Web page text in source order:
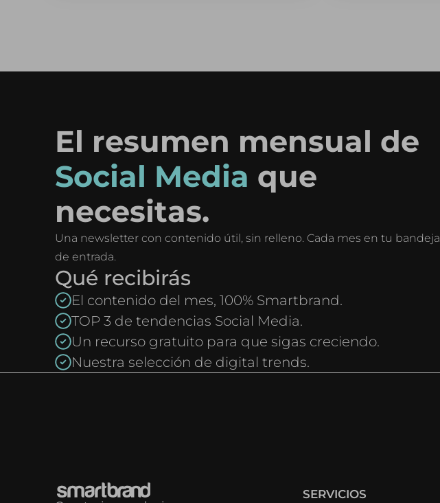
El resumen mensual de
Social Media que
necesitas.
Una newsletter con contenido útil, sin relleno. Cada mes en tu bandeja
de entrada.
Qué recibirás
El contenido del mes, 100% Smartbrand.
TOP 3 de tendencias Social Media.
Un recurso gratuito para que sigas creciendo.
Nuestra selección de digital trends.
SERVICIOS